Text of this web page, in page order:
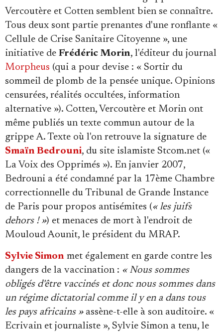
Vercoutère et Cotten semblent bien se connaître.
Tous deux sont partie prenantes d'une ronflante «
Cellule de Crise Sanitaire Citoyenne », une
initiative de Frédéric Morin, l'éditeur du journal
Morpheus (qui a pour devise : « Sortir du
sommeil de plomb de la pensée unique. Opinions
censurées, réalités occultées, information
alternative »). Cotten, Vercoutère et Morin ont
même publiés un texte commun autour de la
grippe A. Texte où l'on retrouve la signature de
Smaïn Bedrouni, du site islamiste Stcom.net («
La Voix des Opprimés »). En janvier 2007,
Bedrouni a été condamné par la 17ème Chambre
correctionnelle du Tribunal de Grande Instance
de Paris pour propos antisémites (« les juifs
dehors ! ») et menaces de mort à l'endroit de
Mouloud Aounit, le président du MRAP.
Sylvie Simon met également en garde contre les
dangers de la vaccination : « Nous sommes
obligés d'être vaccinés et donc nous sommes dans
un régime dictatorial comme il y en a dans tous
les pays africains »assène-t-elle à son auditoire. «
Ecrivain et journaliste », Sylvie Simon a tenu, le